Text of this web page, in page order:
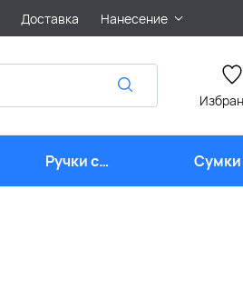
Доставка Нанесение
Ручки с
логотипом
Сумки